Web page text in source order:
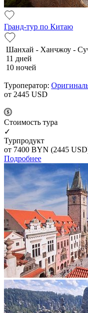
Гранд-тур по Китаю
Шанхай - Ханчжоу -
11 дней
10 ночей
Туроператор:
от 2445 USD
Cтоимость тура
✓
Турпродукт
от 7400 BYN (2445
Подробнее